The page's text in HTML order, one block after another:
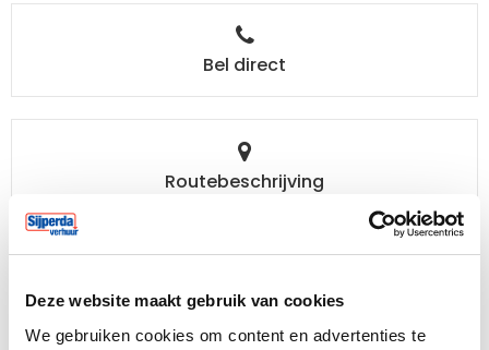
Deze website maakt gebruik van cookies
We gebruiken cookies om content en advertenties te
Bel direct
Routebeschrijving
Stuur een e-mail